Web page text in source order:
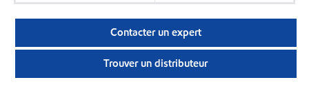
Contacter un expert
Trouver un distributeur